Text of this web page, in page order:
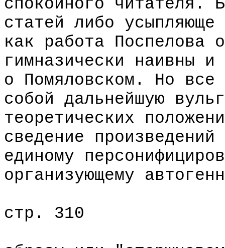
спокойного читателя.
статей либо
как работа Поспелова
гимназически наивны
о Помяловском. Но все
собой дальнейшую
теоретических
сведение
единому
организующему
стр. 310